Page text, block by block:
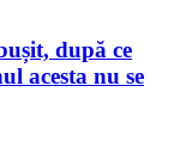
după ce
acesta nu se